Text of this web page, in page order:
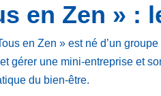
en Zen » :
en Zen » est né d’un
gérer une mini-entreprise et
du bien-être.